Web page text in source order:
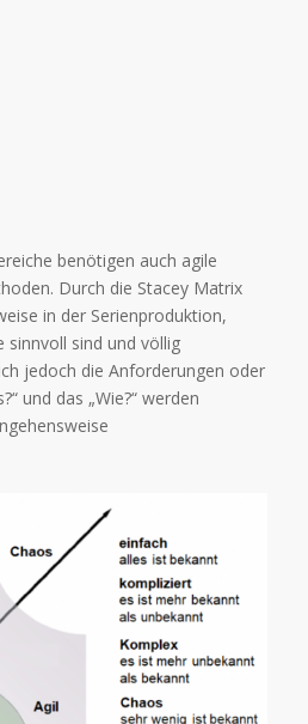
benötigen auch agile
Durch die Stacey Matrix
in der Serienproduktion,
sinnvoll sind und völlig
jedoch die Anforderungen oder
und das „Wie?“ werden